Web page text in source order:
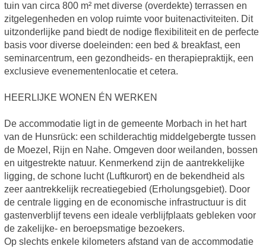
tuin van circa 800 m² met diverse (overdekte) terrassen en
zitgelegenheden en volop ruimte voor buitenactiviteiten. Dit
uitzonderlijke pand biedt de nodige flexibiliteit en de perfecte
basis voor diverse doeleinden: een bed & breakfast, een
seminarcentrum, een gezondheids- en therapiepraktijk, een
exclusieve evenementenlocatie et cetera.
HEERLIJKE WONEN ÉN WERKEN
De accommodatie ligt in de gemeente Morbach in het hart
van de Hunsrück: een schilderachtig middelgebergte tussen
de Moezel, Rijn en Nahe. Omgeven door weilanden, bossen
en uitgestrekte natuur. Kenmerkend zijn de aantrekkelijke
ligging, de schone lucht (Luftkurort) en de bekendheid als
zeer aantrekkelijk recreatiegebied (Erholungsgebiet). Door
de centrale ligging en de economische infrastructuur is dit
gastenverblijf tevens een ideale verblijfplaats gebleken voor
de zakelijke- en beroepsmatige bezoekers.
Op slechts enkele kilometers afstand van de accommodatie